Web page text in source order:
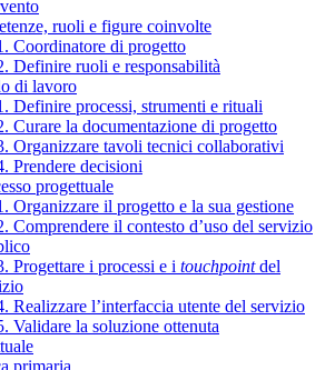
ruoli e figure coinvolte
Coordinatore di progetto
Definire ruoli e responsabilità
di lavoro
Definire processi, strumenti e rituali
Curare la documentazione di progetto
Organizzare tavoli tecnici collaborativi
Prendere decisioni
progettuale
Organizzare il progetto e la sua gestione
Comprendere il contesto d’uso del servizio
Progettare i processi e i touchpointdel
Realizzare l’interfaccia utente del servizio
Validare la soluzione ottenuta
primaria